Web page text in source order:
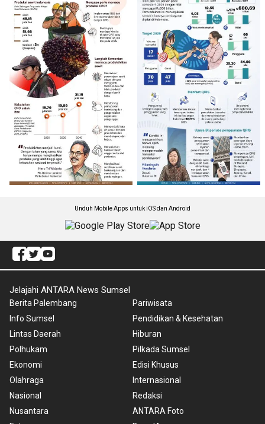
Unduh Mobile Apps untuk iOS dan Android
Jelajahi ANTARA News Sumsel
Berita Palembang
Info Sumsel
Lintas Daerah
Polhukam
Ekonomi
Olahraga
Nasional
Nusantara
Pariwisata
Pendidikan & Kesehatan
Hiburan
Pilkada Sumsel
Edisi Khusus
Internasional
Redaksi
ANTARA Foto